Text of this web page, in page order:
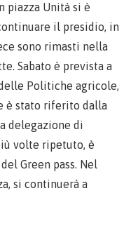
piazza Unità si è
il presidio, in
sono rimasti nella
Sabato è prevista a
Politiche agricole,
è stato riferito dalla
delegazione di
volte ripetuto, è
Green pass. Nel
si continuerà a